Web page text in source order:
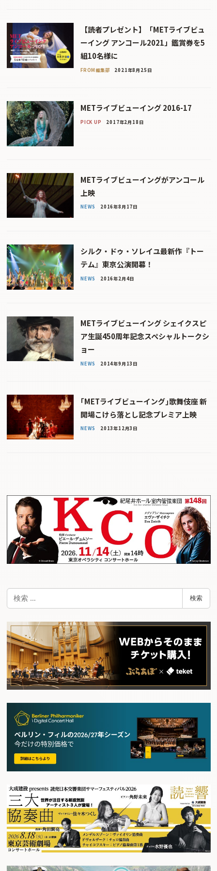
【読者プレゼント】「METライブビュ
ーイング アンコール2021」鑑賞券を5
組10名様に
FROM編集部 2021年8月25日
METライブビューイング 2016-17
PICK UP 2017年2月18日
METライブビューイングがアンコール
上映
NEWS 2016年8月17日
シルク・ドゥ・ソレイユ最新作『トー
テム』東京公演開幕！
NEWS 2016年2月4日
METライブビューイング シェイクスピ
ア生誕450周年記念スペシャルトークシ
ョー
NEWS 2014年9月13日
｢METライブビューイング｣歌舞伎座 新
開場こけら落とし記念プレミア上映
NEWS 2013年12月3日
検
検索